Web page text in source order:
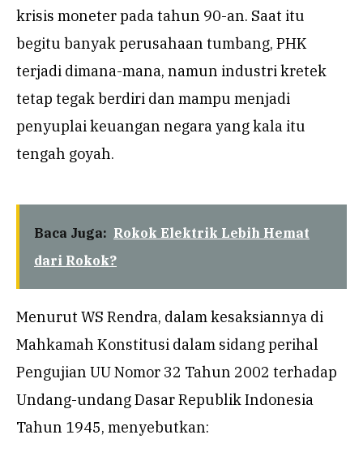
krisis moneter pada tahun 90-an. Saat itu
begitu banyak perusahaan tumbang, PHK
terjadi dimana-mana, namun industri kretek
tetap tegak berdiri dan mampu menjadi
penyuplai keuangan negara yang kala itu
tengah goyah.
Baca Juga: Rokok Elektrik Lebih Hemat
dari Rokok?
Menurut WS Rendra, dalam kesaksiannya di
Mahkamah Konstitusi dalam sidang perihal
Pengujian UU Nomor 32 Tahun 2002 terhadap
Undang-undang Dasar Republik Indonesia
Tahun 1945, menyebutkan: